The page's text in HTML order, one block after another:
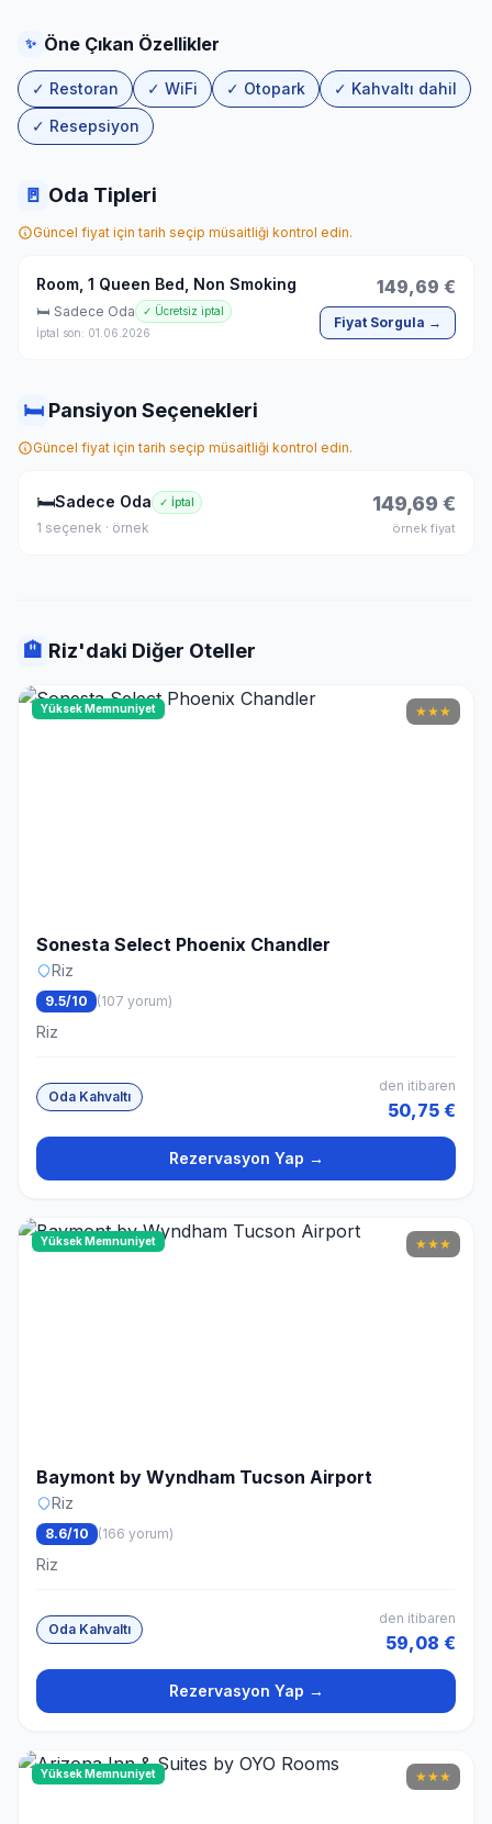
✨ Öne Çıkan Özellikler
✓ Restoran ✓ WiFi ✓ Otopark
✓ Kahvaltı dahil
✓ Resepsiyon
🚪 Oda Tipleri
Güncel fiyat için tarih seçip müsaitliği kontrol edin.
Room, 1 Queen Bed, Non Smoking
🛏 Sadece Oda
✓ Ücretsiz iptal
İptal son: 01.06.2026
149,69 €
Fiyat Sorgula →
🛏 Pansiyon Seçenekleri
Güncel fiyat için tarih seçip müsaitliği kontrol edin.
🛏Sadece Oda ✓ İptal
1 seçenek · örnek
149,69 €
örnek fiyat
🏨 Riz'daki Diğer Oteller
Yüksek Memnuniyet ★★★
Sonesta Select Phoenix Chandler
Riz
9.5/10 (107 yorum)
Riz
Oda Kahvaltı
den itibaren
50,75 €
Rezervasyon Yap →
Yüksek Memnuniyet ★★★
Baymont by Wyndham Tucson Airport
Riz
8.6/10 (166 yorum)
Riz
Oda Kahvaltı
den itibaren
59,08 €
Rezervasyon Yap →
Yüksek Memnuniyet ★★★